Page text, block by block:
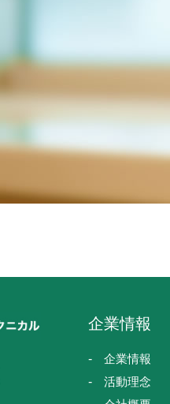
企業情報
企業情報
活動理念